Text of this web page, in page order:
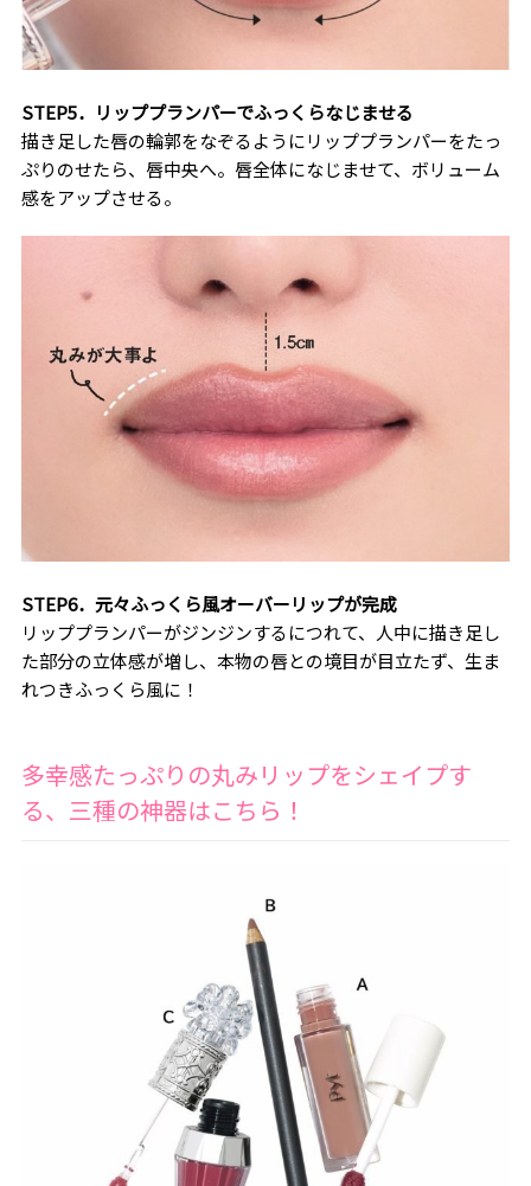
STEP5．リッププランパーでふっくらなじませる
描き足した唇の輪郭をなぞるようにリッププランパーをたっ
ぷりのせたら、唇中央へ。唇全体になじませて、ボリューム
感をアップさせる。
STEP6．元々ふっくら風オーバーリップが完成
リッププランパーがジンジンするにつれて、人中に描き足し
た部分の立体感が増し、本物の唇との境目が目立たず、生ま
れつきふっくら風に！
多幸感たっぷりの丸みリップをシェイプす
る、三種の神器はこちら！